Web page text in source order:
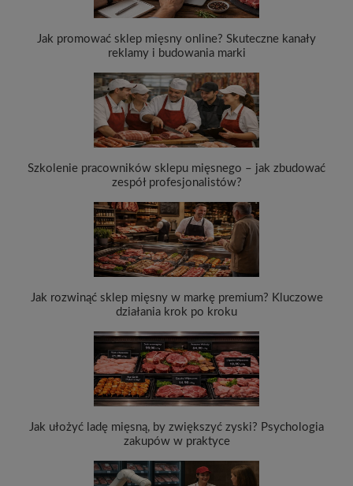
Jak promować sklep mięsny online? Skuteczne kanały
reklamy i budowania marki
Szkolenie pracowników sklepu mięsnego – jak zbudować
zespół profesjonalistów?
Jak rozwinąć sklep mięsny w markę premium? Kluczowe
działania krok po kroku
Jak ułożyć ladę mięsną, by zwiększyć zyski? Psychologia
zakupów w praktyce